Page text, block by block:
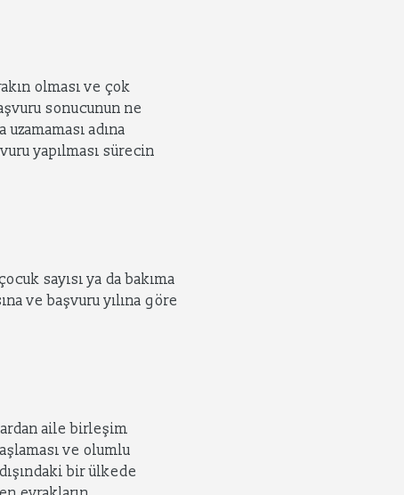
olması ve çok
sonucunun ne
adına
yapılması sürecin
sayısı ya da bakıma
ve başvuru yılına göre
aile birleşim
ve olumlu
bir ülkede